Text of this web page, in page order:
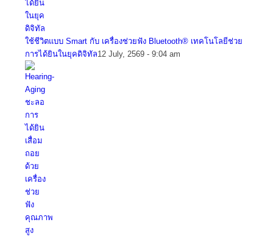
ใช้ชีวิตแบบ Smart กับ เครื่องช่วยฟัง Bluetooth® เทคโนโลยีช่วย
การได้ยินในยุคดิจิทัล12 July, 2569 - 9:04 am